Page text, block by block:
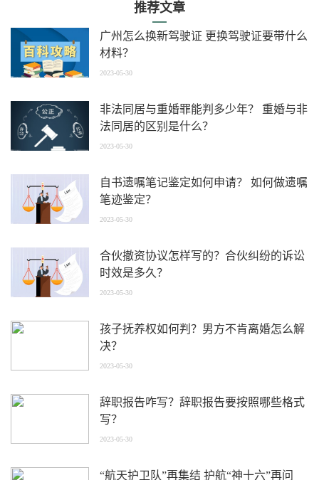
推荐文章
广州怎么换新驾驶证 更换驾驶证要带什么
材料？
2023-05-30
非法同居与重婚罪能判多少年？ 重婚与非
法同居的区别是什么？
2023-05-30
自书遗嘱笔记鉴定如何申请？ 如何做遗嘱
笔迹鉴定？
2023-05-30
合伙撤资协议怎样写的？合伙纠纷的诉讼
时效是多久？
2023-05-30
孩子抚养权如何判？男方不肯离婚怎么解
决？
2023-05-30
辞职报告咋写？辞职报告要按照哪些格式
写？
2023-05-30
“航天护卫队”再集结 护航“神十六”再问